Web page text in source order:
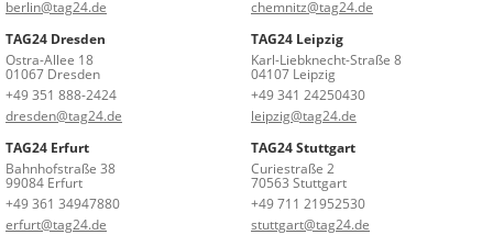
berlin@tag24.de
chemnitz@tag24.de
TAG24 Dresden
Ostra-Allee 18
01067 Dresden
+49 351 888-2424
dresden@tag24.de
TAG24 Leipzig
Karl-Liebknecht-Straße 8
04107 Leipzig
+49 341 24250430
leipzig@tag24.de
TAG24 Erfurt
Bahnhofstraße 38
99084 Erfurt
+49 361 34947880
erfurt@tag24.de
TAG24 Stuttgart
Curiestraße 2
70563 Stuttgart
+49 711 21952530
stuttgart@tag24.de